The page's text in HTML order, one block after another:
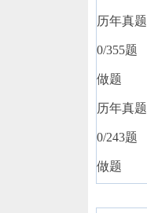
历年真题
0/355题
做题
历年真题
0/243题
做题